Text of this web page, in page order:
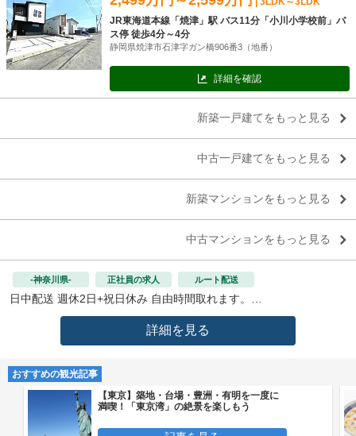
JR東海道本線「焼津」駅 バス11分「小川小学校前」バ
ス停 徒歩4分～4分
静岡県焼津市石津字ガン橋906番3（地番）
詳細を確認
新築一戸建てをもっと見る
中古一戸建てをもっと見る
新築マンションをもっと見る
中古マンションをもっと見る
-神奈川県- 正社員の求人 ルート配送
日中配送 週休2日+祝日休み 自由時間取れます。
詳細を見る
おすすめの観光記事
【東京】築地・台場・豊洲・有明を一度に
満喫！「東京湾」の絶景を楽しもう